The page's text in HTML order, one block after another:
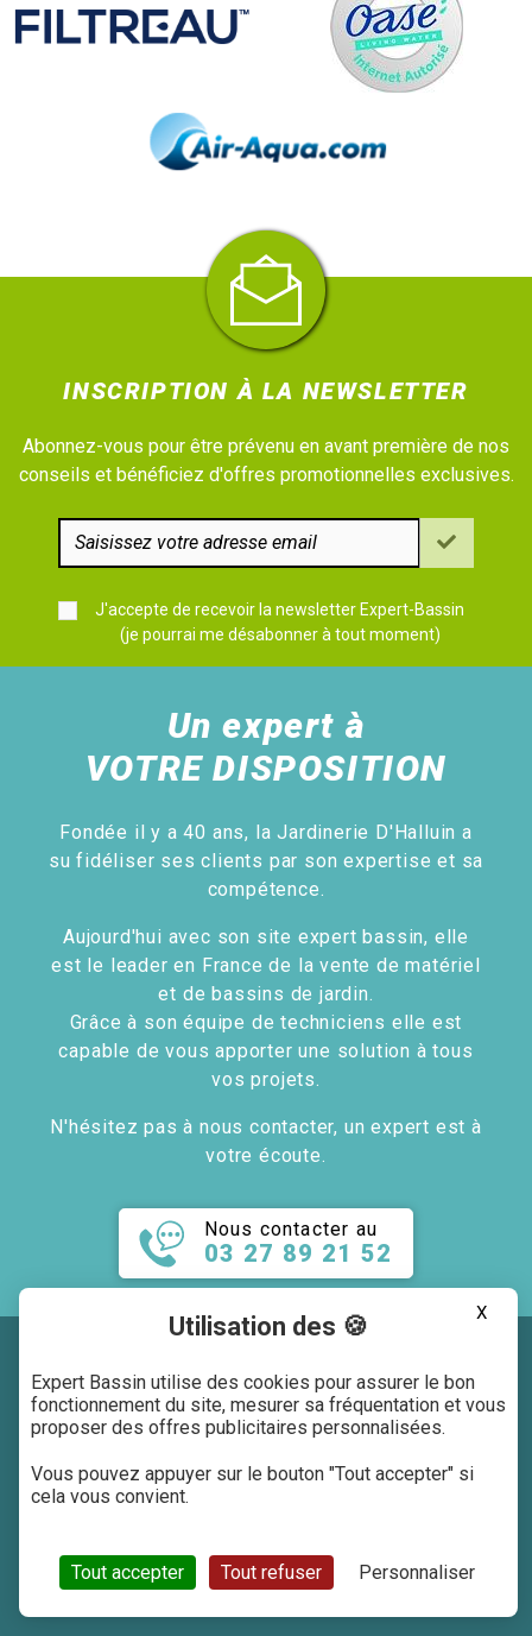
INSCRIPTION À LA NEWSLETTER
Abonnez-vous pour être prévenu en avant première de nos
conseils et bénéficiez d'offres promotionnelles exclusives.
J'accepte de recevoir la newsletter Expert-Bassin
(je pourrai me désabonner à tout moment)
Un expert à
VOTRE DISPOSITION
Fondée il y a 40 ans, la Jardinerie D'Halluin a
su fidéliser ses clients par son expertise et sa
compétence.
Aujourd'hui avec son site expert bassin, elle
est le leader en France de la vente de matériel
et de bassins de jardin.
Grâce à son équipe de techniciens elle est
capable de vous apporter une solution à tous
vos projets.
N'hésitez pas à nous contacter, un expert est à
votre écoute.
Nous contacter au
03 27 89 21 52
Parole d'expert Produits innovants
X
Utilisation des 🍪
Expert Bassin utilise des cookies pour assurer le bon
fonctionnement du site, mesurer sa fréquentation et vous
proposer des offres publicitaires personnalisées.
Vous pouvez appuyer sur le bouton "Tout accepter" si
cela vous convient.
Tout accepter Tout refuser Personnaliser